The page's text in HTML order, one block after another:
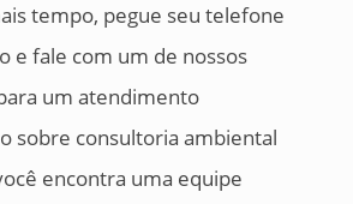
tempo, pegue seu telefone
e fale com um de nossos
um atendimento
sobre consultoria ambiental
encontra uma equipe